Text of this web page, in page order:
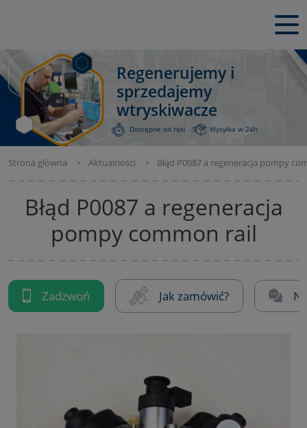
Regenerujemy i
sprzedajemy
wtryskiwacze
Dostępne od ręki Wysyłka w 24h
Strona główna Aktualności Błąd P0087 a regeneracja pompy
Błąd P0087 a regeneracja
pompy common rail
Zadzwoń Jak zamówić?